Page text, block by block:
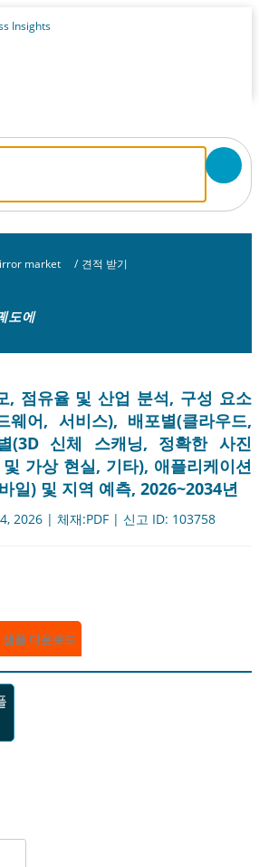
market / 견적 받기
도에
, 점유율 및 산업 분석, 구성 요소
웨어, 서비스), 배포별(클라우드,
(3D 신체 스캐닝, 정확한 사진
가상 현실, 기타), 애플리케이션
일) 및 지역 예측, 2026~2034년
2026 | 체재:PDF | 신고 ID: 103758
샘플 다운로드